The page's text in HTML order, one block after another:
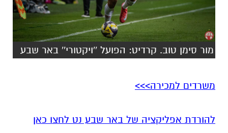
מור סימן טוב. קרדיט: הפועל ''ויקטורי'' באר שבע
משרדים למכירה>>>
להורדת אפליקציה של באר שבע נט לחצו כאן